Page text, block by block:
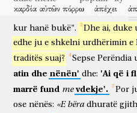
καρδία αὐτῶν πόρρω ἀπέχει
με,
mua
διδάσκοντες
duke mësuar
διδασκαλίας
mësime
καὶ
dhe
προσκαλεσάμενος
kur thirri pranë
τὸν
συνίετε! οὐ
nuk
τὸ
ajo
εἰσερχόμενον
që hyn
ἄνθρωπον,
njeriun
ἀλλὰ
por
τὸ
ajo
ἐκπορευόμενον
që del
shkelin
traditën
kur hanë bukë". Dhe ai, duke
edhe ju e shkelni urdhërimin e
traditës suaj? Sepse Perëndia
atin dhe nënën' dhe: 'Ai që i
marrë fund me vdekje'. Por
ose nënës: «E bëra dhuratë